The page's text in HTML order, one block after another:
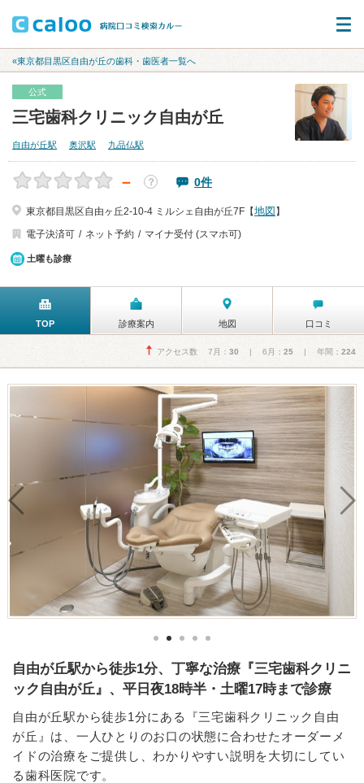
«東京都目黒区自由が丘の歯科・歯医者一覧へ
公式
三宅歯科クリニック自由が丘
自由が丘駅 奥沢駅 九品仏駅
－ ？ 0件
東京都目黒区自由ヶ丘2-10-4 ミルシェ自由が丘7F【地図 】
電子決済可
ネット予約 マイナ受付 (スマホ可)
土曜も診療
TOP 診療案内 地図 口コミ
アクセス数 7月： 30 | 6月： 25 | 年間： 224
自由が丘駅から徒歩1分、丁寧な治療『三宅歯科クリニ
ック自由が丘』、平日夜18時半・土曜17時まで診療
自由が丘駅から徒歩1分にある『三宅歯科クリニック自由
が丘』は、一人ひとりのお口の状態に合わせたオーダーメ
イドの治療をご提供し、わかりやすい説明を大切にしてい
る歯科医院です。